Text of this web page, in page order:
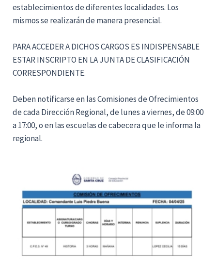
establecimientos de diferentes localidades. Los
mismos se realizarán de manera presencial.
PARA ACCEDER A DICHOS CARGOS ES INDISPENSABLE
ESTAR INSCRIPTO EN LA JUNTA DE CLASIFICACIÓN
CORRESPONDIENTE.
Deben notificarse en las Comisiones de Ofrecimientos
de cada Dirección Regional, de lunes a viernes, de 09:00
a 17:00, o en las escuelas de cabecera que le informa la
regional.